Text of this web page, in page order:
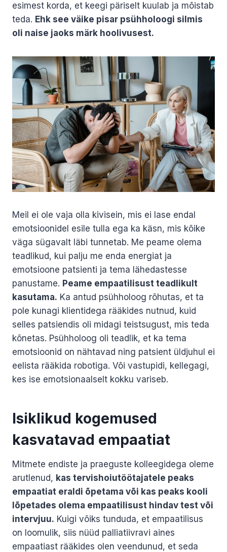
esimest korda, et keegi päriselt kuulab ja mõistab
teda. Ehk see väike pisar psühholoogi silmis
oli naise jaoks märk hoolivusest.
Meil ei ole vaja olla kivisein, mis ei lase endal
emotsioonidel esile tulla ega ka käsn, mis kõike
väga sügavalt läbi tunnetab. Me peame olema
teadlikud, kui palju me enda energiat ja
emotsioone patsienti ja tema lähedastesse
panustame. Peame empaatilisust teadlikult
kasutama. Ka antud psühholoog rõhutas, et ta
pole kunagi klientidega rääkides nutnud, kuid
selles patsiendis oli midagi teistsugust, mis teda
kõnetas. Psühholoog oli teadlik, et ka tema
emotsioonid on nähtavad ning patsient üldjuhul ei
eelista rääkida robotiga. Või vastupidi, kellegagi,
kes ise emotsionaalselt kokku variseb.
Isiklikud kogemused
kasvatavad empaatiat
Mitmete endiste ja praeguste kolleegidega oleme
arutlenud, kas tervishoiutöötajatele peaks
empaatiat eraldi õpetama või kas peaks kooli
lõpetades olema empaatilisust hindav test või
intervjuu. Kuigi võiks tunduda, et empaatilisus
on loomulik, siis nüüd palliatiivravi aines
empaatiast rääkides olen veendunud, et seda